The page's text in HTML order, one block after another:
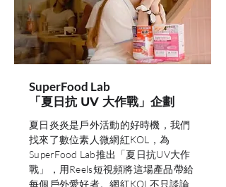
SuperFood Lab
「夏日抗 UV 大作戰」企劃
夏日炎炎是戶外活動的好時機，我們
找來了數位素人微網紅KOL，為
SuperFood Lab推出「夏日抗UV大作
戰」，用Reels短視頻將這場產品帶給
每個戶外愛好者。網紅KOL不只談論